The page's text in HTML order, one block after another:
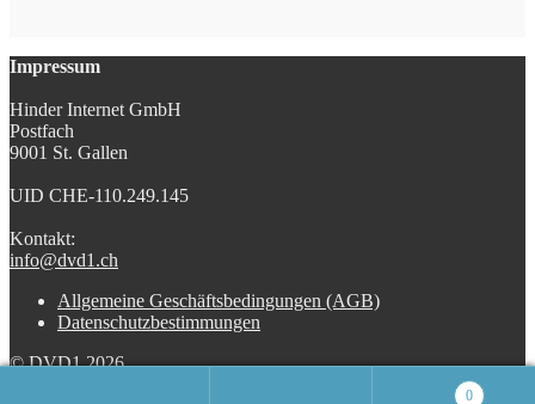
Impressum
Hinder Internet GmbH
Postfach
9001 St. Gallen
UID CHE-110.249.145
Kontakt:
info@dvd1.ch
Allgemeine Geschäftsbedingungen (AGB)
Datenschutzbestimmungen
© DVD1 2026
0